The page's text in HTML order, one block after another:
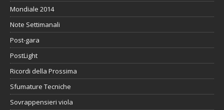
Mondiale 2014
Note Settimanali
Post-gara
PostLight
Ricordi della Prossima
Sfumature Tecniche
Sovrappensieri viola